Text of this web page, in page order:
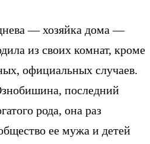
— хозяйка дома —
из своих комнат, кроме
официальных случаев.
последний
рода, она раз
ее мужа и детей